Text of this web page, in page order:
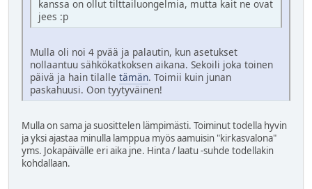
kanssa on ollut tilttailuongelmia, mutta kait ne ovat
jees :p
Mulla oli noi 4 pvää ja palautin, kun asetukset
nollaantuu sähkökatkoksen aikana. Sekoili joka toinen
päivä ja hain tilalle tämän. Toimii kuin junan
paskahuusi. Oon tyytyväinen!
Mulla on sama ja suosittelen lämpimästi. Toiminut todella hyvin
ja yksi ajastaa minulla lamppua myös aamuisin "kirkasvalona"
yms. Jokapäivälle eri aika jne. Hinta / laatu -suhde todellakin
kohdallaan.